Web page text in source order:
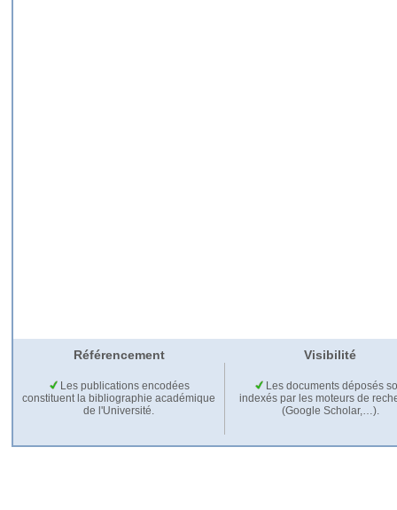
Référencement Visibilité
Les publications encodées
constituent la bibliographie académique
de l'Université.
Les documents déposés
indexés par les moteurs de
(Google Scholar,…).